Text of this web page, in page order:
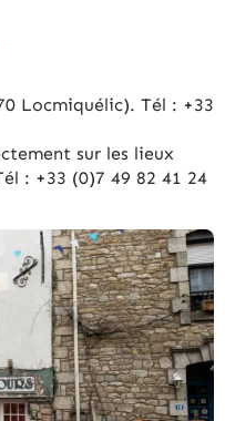
Locmiquélic). Tél : +33
sur les lieux
: +33 (0)7 49 82 41 24